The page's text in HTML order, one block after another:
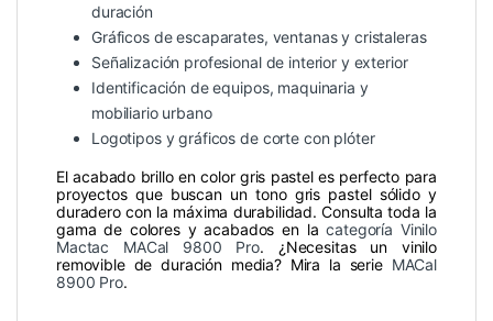
duración
Gráficos de escaparates, ventanas y cristaleras
Señalización profesional de interior y exterior
Identificación de equipos, maquinaria y
mobiliario urbano
Logotipos y gráficos de corte con plóter
El acabado brillo en color gris pastel es perfecto para
proyectos que buscan un tono gris pastel sólido y
duradero con la máxima durabilidad. Consulta toda la
gama de colores y acabados en lacategoría Vinilo
Mactac MACal 9800 Pro. ¿Necesitas un vinilo
removible de duración media? Mira la serie MACal
8900 Pro.